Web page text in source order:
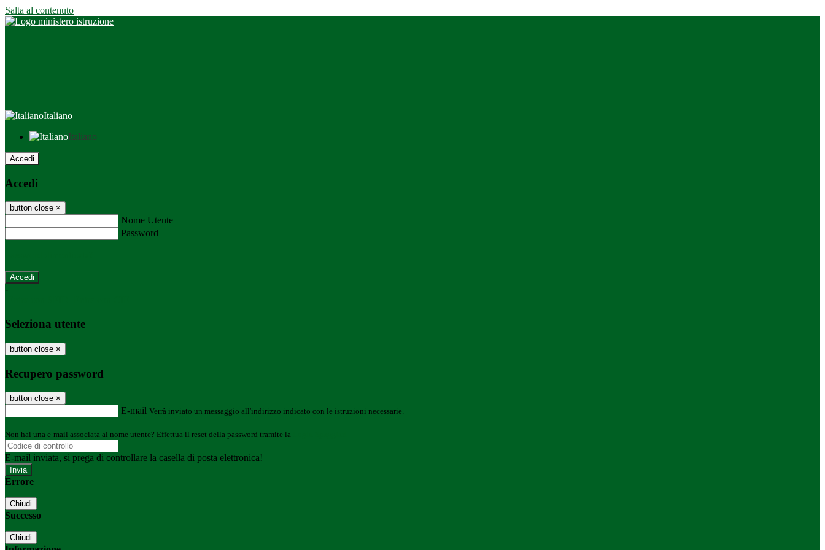
Salta al contenuto
Italiano
Italiano
Accedi
Accedi
button close ×
Nome Utente
Password
-
Seleziona utente
button close ×
Recupero password
button close ×
E-mail Verrà inviato un messaggio all'indirizzo indicato con le istruzioni necessarie.
Non hai una e-mail associata al nome utente? Effettua il reset della password tramite la
E-mail inviata, si prega di controllare la casella di posta elettronica!
Errore
Chiudi
Successo
Chiudi